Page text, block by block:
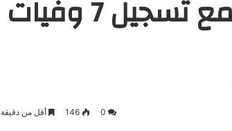
3318 تدخلًا خلال 24 ساعة مع تسجيل 7 وفيات
0
146 أقل من دقيقة